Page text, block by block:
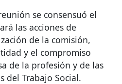
se consensuó el
las acciones de
de la comisión,
y el compromiso
de la profesión y de las
del Trabajo Social.